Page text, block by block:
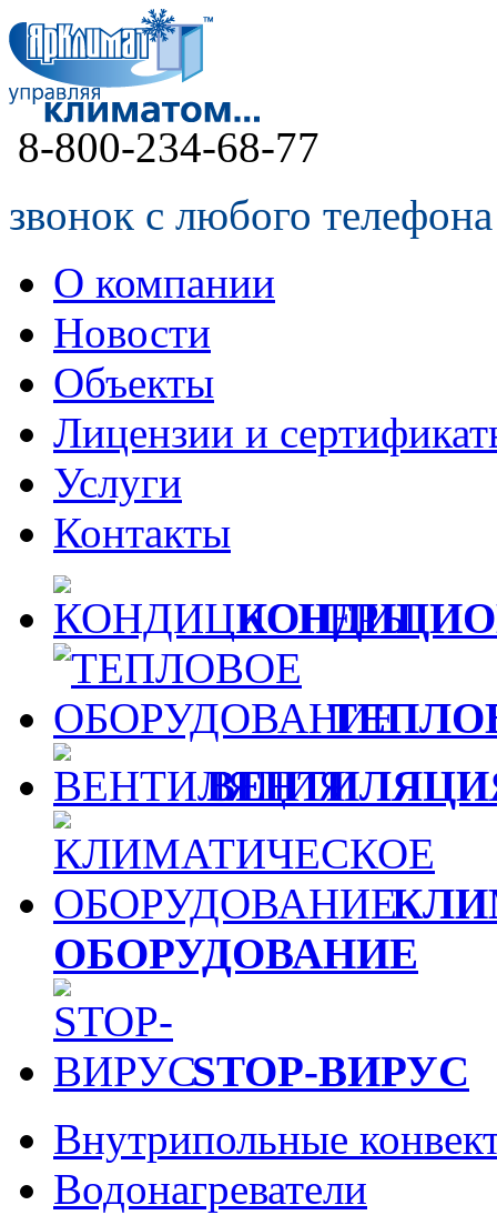
8-800-234-68-77
звонок с любого
О компании
Новости
Объекты
Лицензии и
Услуги
Контакты
ОБОРУДОВАНИЕ
STOP-ВИРУС
Внутрипольные
Водонагреватели